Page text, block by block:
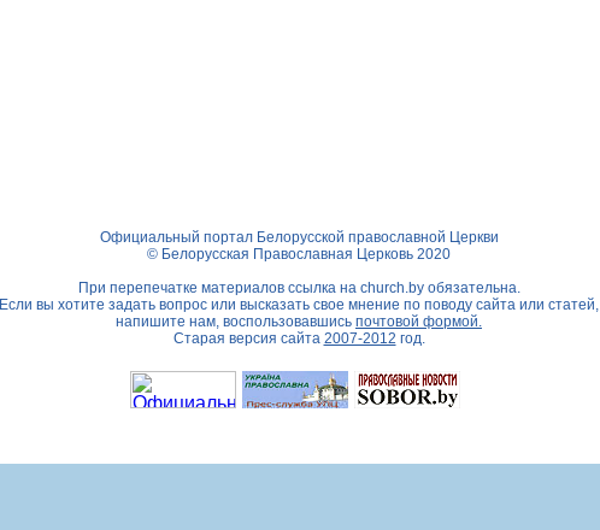
Официальный портал Белорусской православной Церкви
© Белорусская Православная Церковь 2020
При перепечатке материалов ссылка на church.byобязательна.
Если вы хотите задать вопрос или высказать свое мнение по поводу сайта или статей,
напишите нам, воспользовавшись почтовой формой.
Старая версия сайта 2007-2012 год.